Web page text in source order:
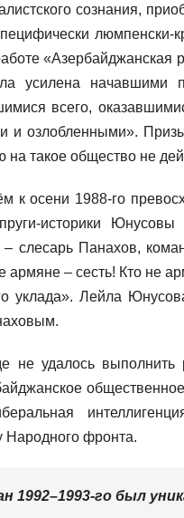
сознания,
люмпенски-
усилена начавшими
всего,
и озлобленными».
такое общество не
к осени 1988-го
историки
слесарь Панахов,
армяне – сесть! Кто не
уклада». Лейла
не удалось выполнить
Народного фронта.
1992–1993-го был